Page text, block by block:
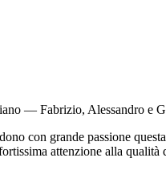
— Fabrizio, Alessandro
con grande passione
attenzione alla qualità